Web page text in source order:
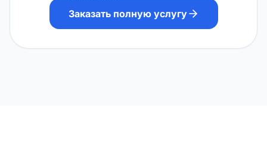
Заказать полную услугу